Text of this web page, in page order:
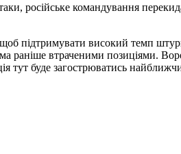
російське командування
підтримувати високий темп
раніше втраченими позиціями.
тут буде загострюватись